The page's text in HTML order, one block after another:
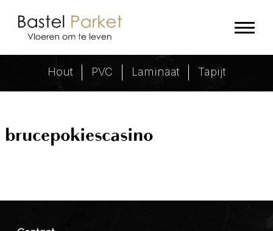
brucepokiescasino Archieven -
Hout PVC Laminaat Tapijt
brucepokiescasino